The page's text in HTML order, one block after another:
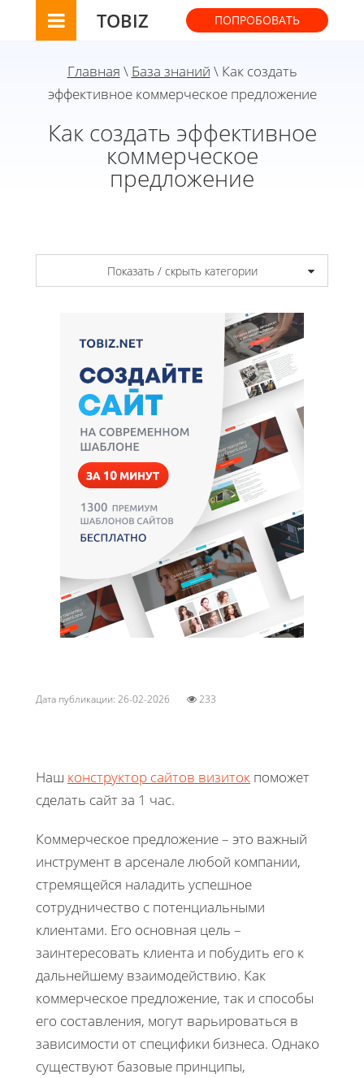
TOBIZ ПОПРОБОВАТЬ
Главная \ База знаний \ Как создать
эффективное коммерческое предложение
Как создать эффективное
коммерческое
предложение
Показать / скрыть категории
Дата публикации: 26-02-2026 233
Наш конструктор сайтов визиток поможет
сделать сайт за 1 час.
Коммерческое предложение – это важный
инструмент в арсенале любой компании,
стремящейся наладить успешное
сотрудничество с потенциальными
клиентами. Его основная цель –
заинтересовать клиента и побудить его к
дальнейшему взаимодействию. Как
коммерческое предложение, так и способы
его составления, могут варьироваться в
зависимости от специфики бизнеса. Однако
существуют базовые принципы,